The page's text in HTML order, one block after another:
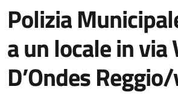
Polizia
a un locale in via
D’Ondes